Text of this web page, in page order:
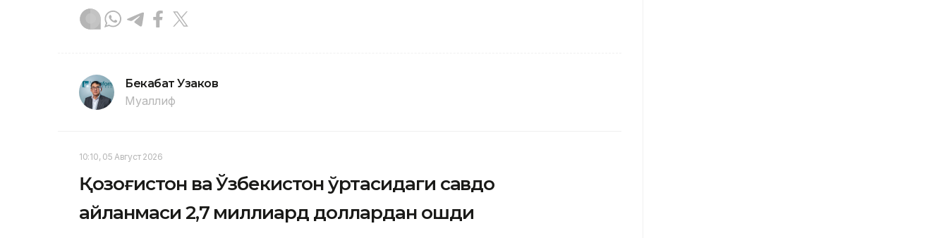
Бекабат Узаков
Муаллиф
10:10, 05 Август 2026
Қозоғистон ва Ўзбекистон ўртасидаги савдо
айланмаси 2,7 миллиард доллардан ошди